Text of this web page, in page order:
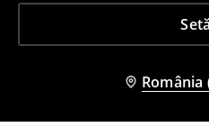
România